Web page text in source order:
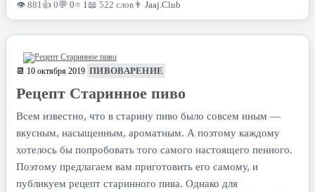
👁 881👍 0💬 0⭐ 1📖 522 слов 👨 Jaaj.Club
📆 10 октября 2019 ПИВОВАРЕНИЕ
Рецепт Старинное пиво
Всем известно, что в старину пиво было совсем иным —
вкусным, насыщенным, ароматным. А поэтому каждому
хотелось бы попробовать того самого настоящего пенного.
Поэтому предлагаем вам приготовить его самому, и
публикуем рецепт старинного пива. Однако для